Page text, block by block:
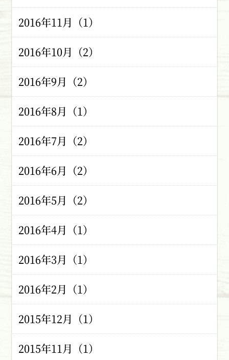
2016年11月（1）
2016年10月（2）
2016年9月（2）
2016年8月（1）
2016年7月（2）
2016年6月（2）
2016年5月（2）
2016年4月（1）
2016年3月（1）
2016年2月（1）
2015年12月（1）
2015年11月（1）